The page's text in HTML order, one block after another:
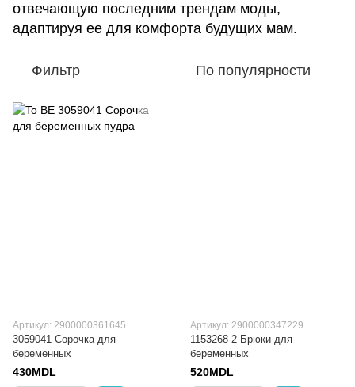
отвечающую последним трендам моды,
адаптируя ее для комфорта будущих мам.
Фильтр По популярности
Артикул: 2900000361645
3059041 Сорочка для
беременных
430MDL
Артикул: 2900000347229
1153268-2 Брюки для
беременных
520MDL